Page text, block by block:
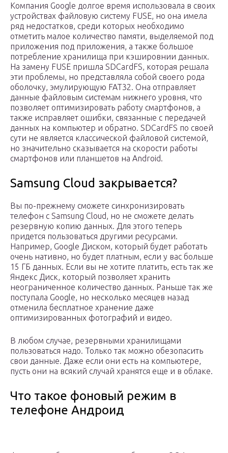
Компания Google долгое время использовала в своих
устройствах файловую систему FUSE, но она имела
ряд недостатков, среди которых необходимо
отметить малое количество памяти, выделяемой под
приложения под приложения, а также большое
потребление хранилища при кэшировнии данных.
На замену FUSE пришла SDCardFS, которая решала
эти проблемы, но представляла собой своего рода
оболочку, эмулирующую FAT32. Она отправляет
данные файловым системам нижнего уровня, что
позволяет оптимизировать работу смартфонов, а
также исправляет ошибки, связанные с передачей
данных на компьютер и обратно. SDCardFS по своей
сути не является классической файловой системой,
но значительно сказывается на скорости работы
смартфонов или планшетов на Android.
Samsung Cloud закрывается?
Вы по-прежнему сможете синхронизировать
телефон с Samsung Cloud, но не сможете делать
резервную копию данных. Для этого теперь
придется пользоваться другими ресурсами.
Например, Google Диском, который будет работать
очень нативно, но будет платным, если у вас больше
15 ГБ данных. Если вы не хотите платить, есть так же
Яндекс Диск, который позволяет хранить
неограниченное количество данных. Раньше так же
поступала Google, но несколько месяцев назад
отменила бесплатное хранение даже
оптимизированных фотографий и видео.
В любом случае, резервными хранилищами
пользоваться надо. Только так можно обезопасить
свои данные. Даже если они есть на компьютере,
пусть они на всякий случай хранятся еще и в облаке.
Что такое фоновый режим в
телефоне Андроид